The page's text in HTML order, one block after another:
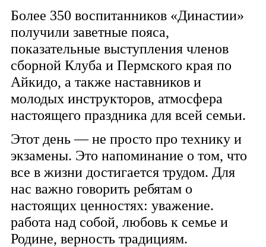
Более 350 воспитанников «Династии»
получили заветные пояса,
показательные выступления членов
сборной Клуба и Пермского края по
Айкидо, а также наставников и
молодых инструкторов, атмосфера
настоящего праздника для всей семьи.
Этот день — не просто про технику и
экзамены. Это напоминание о том, что
все в жизни достигается трудом. Для
нас важно говорить ребятам о
настоящих ценностях: уважение.
работа над собой, любовь к семье и
Родине, верность традициям.